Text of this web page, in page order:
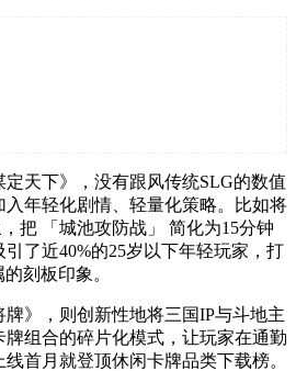
定天下》，没有跟风传统SLG的数值
入年轻化剧情、 轻量化策略。
比如将
把 「城池攻防战」 简化为15分钟
引了近40%的25岁以下年轻玩家，打
刻板印象 。
》，则创新性地将三国IP与斗地主
牌组合的碎片化模式，让玩家在通勤
首月就登顶休闲卡牌品类下载榜。